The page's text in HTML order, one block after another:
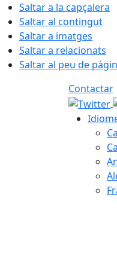
Saltar a la capçalera
Saltar al contingut
Saltar a imatges
Saltar a relacionats
Saltar al peu de
Contactar